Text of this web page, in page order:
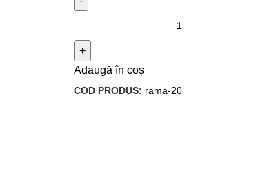
Adaugă în coș
COD PRODUS: rama-20